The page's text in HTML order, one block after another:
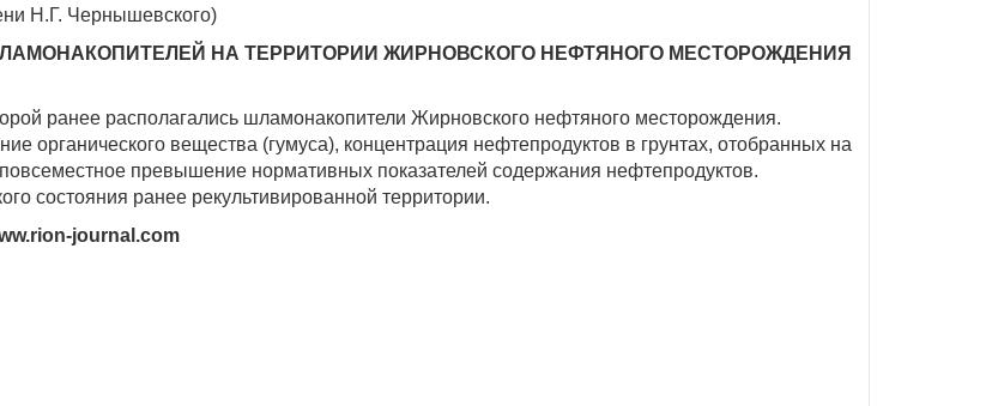
Н.Г. Чернышевского)
НА ТЕРРИТОРИИ ЖИРНОВСКОГО НЕФТЯНОГО МЕСТОРОЖДЕНИЯ
ранее располагались шламонакопители Жирновского нефтяного месторождения.
органического вещества (гумуса), концентрация нефтепродуктов в грунтах, отобранных на
превышение нормативных показателей содержания нефтепродуктов.
состояния ранее рекультивированной территории.
journal.com